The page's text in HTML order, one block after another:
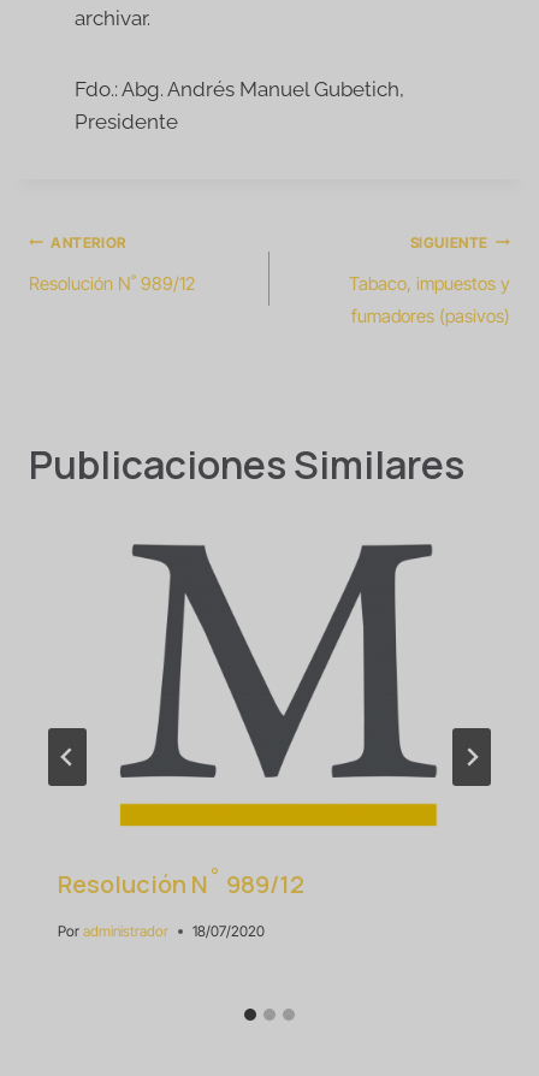
archivar.
Fdo.: Abg. Andrés Manuel Gubetich,
Presidente
ANTERIOR
Resolución N˚ 989/12
SIGUIENTE
Tabaco, impuestos y
fumadores (pasivos)
Publicaciones Similares
Resolución N˚ 989/12
Por administrador 18/07/2020